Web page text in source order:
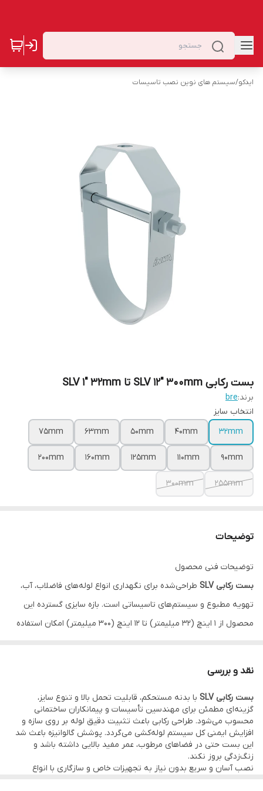
ایدکو/سیستم های نوین نصب تاسیسات
بست رکابی SLV 12" 300mm تا SLV 1" 32mm
برند:bre
انتخاب سایز
32mm
40mm
50mm
63mm
75mm
90mm
110mm
125mm
160mm
200mm
255mm
300mm
توضیحات
توضیحات فنی محصول
بست رکابی SLV
طراحی‌شده برای نگهداری انواع لوله‌های فاضلاب، آب،
تهویه مطبوع و سیستم‌های تاسیساتی است. بازه سایزی گسترده این
محصول از 1 اینچ (32 میلیمتر) تا 12 اینچ (300 میلیمتر) امکان استفاده
خوردگی مقاومت بیشتری داشته باشد. شکل رکابی و شیارهای تعبیه
شده باعث توزیع وزن بهتر لوله و جلوگیری از سرخوردگی یا جابه‌جایی
غیرمنتظره می‌شود.
اتصال به سقف یا دیوار با پیچ و مهره استاندارد انجام می‌گردد و نصب
آن نیازی به ابزار خاصی ندارد. مناسب انواع لوله‌های پوش‌فیت،
پلی‌اتیلن، فولادی، مسی و PVC است و گزینه ای قابل اعتماد برای مهار
نقد و بررسی
بست رکابی SLV
با بدنه مستحکم، قابلیت تحمل بالا و تنوع سایز،
گزینه‌ای مطمئن برای مهندسین تأسیسات و پیمانکاران ساختمانی
محسوب می‌شود. طراحی رکابی باعث تثبیت دقیق لوله بر روی سازه و
افزایش ایمنی کل سیستم لوله‌کشی می‌گردد. پوشش گالوانیزه باعث شد
این بست حتی در فضاهای مرطوب، عمر مفید بالایی داشته باشد و
زنگ‌زدگی بروز نکند.
نصب آسان و سریع بدون نیاز به تجهیزات خاص و سازگاری با انواع